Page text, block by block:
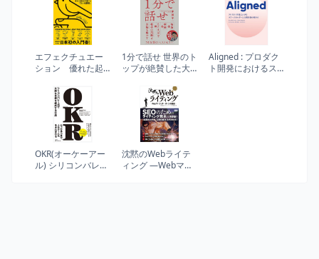
エフェクチュエー
ション 優れた起
つの原則」
1分で話せ 世界のト
ップが絶賛した大
プルに伝える技術
Aligned : プロダク
ト開発におけるス
OKR(オーケーアー
ル) シリコンバレー
沈黙のWebライテ
ィング —Webマー